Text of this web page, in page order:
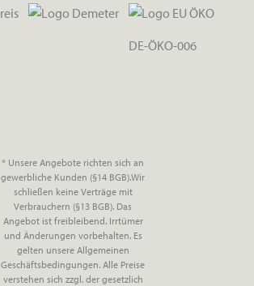
DE-ÖKO-006
* Unsere Angebote richten sich an
gewerbliche Kunden (§14 BGB).Wir
schließen keine Verträge mit
Verbrauchern (§13 BGB). Das
Angebot ist freibleibend. Irrtümer
und Änderungen vorbehalten. Es
gelten unsere Allgemeinen
Geschäftsbedingungen. Alle Preise
verstehen sich zzgl. der gesetzlich